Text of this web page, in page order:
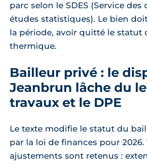
parc selon le SDES (Service des
études statistiques). Le bien
la période, avoir quitté le statut
thermique.
Bailleur privé : le
Jeanbrun lâche du
travaux et le DPE
Le texte modifie le statut du
par la loi de finances pour 2026.
ajustements sont retenus :